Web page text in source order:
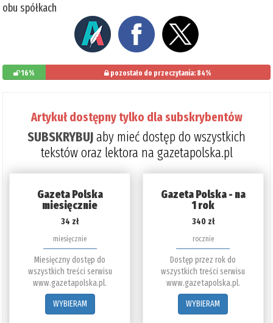
obu spółkach
16% pozostało do przeczytania: 84%
Artykuł dostępny tylko dla subskrybentów
SUBSKRYBUJaby mieć dostęp do wszystkich
tekstów oraz lektora na gazetapolska.pl
Gazeta Polska
miesięcznie
34 zł
miesięcznie
Miesięczny dostęp do
wszystkich treści serwisu
www.gazetapolska.pl.
WYBIERAM
Gazeta Polska - na
1 rok
340 zł
rocznie
Dostęp przez rok do
wszystkich treści serwisu
www.gazetapolska.pl.
WYBIERAM